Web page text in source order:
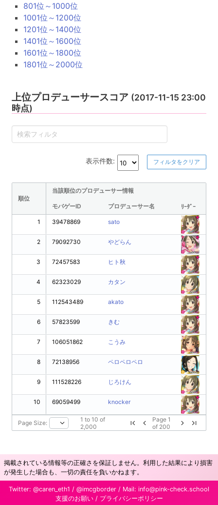
801位～1000位
1001位～1200位
1201位～1400位
1401位～1600位
1601位～1800位
1801位～2000位
上位プロデューサースコア (2017-11-15 23:00
時点)
表示件数: フィルタをクリア
順位
当該順位のプロデューサー情報
モバゲーID プロデューサー名 ﾘｰﾀﾞｰ
1
2
3
4
5
6
7
8
9
10
39478869 sato
79092730 やどらん
72457583 ヒト秋
62323029 カタン
112543489 akato
57823599 きむ
106051862 こうみ
72138956 ペロペロペロ
111528226 じろけん
69059499 knocker
Page Size: 1 to 10 of
2,000
Page 1
of 200
掲載されている情報等の正確さを保証しません。利用した結果により損害
が発生した場合も、一切の責任を負いかねます。
Twitter: @caren_eth1 / @imcgborder / Mail: info@pink-check.school
支援のお願い/ プライバシーポリシー